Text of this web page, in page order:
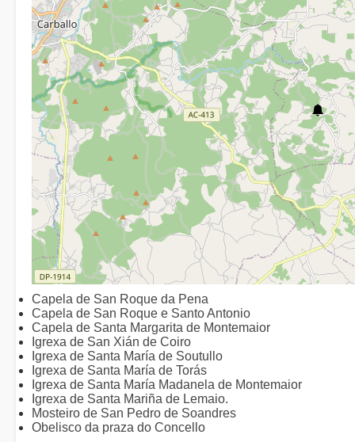
Capela de San Roque da Pena
Capela de San Roque e Santo Antonio
Capela de Santa Margarita de Montemaior
Igrexa de San Xián de Coiro
Igrexa de Santa María de Soutullo
Igrexa de Santa María de Torás
Igrexa de Santa María Madanela de Montemaior
Igrexa de Santa Mariña de Lemaio.
Mosteiro de San Pedro de Soandres
Obelisco da praza do Concello